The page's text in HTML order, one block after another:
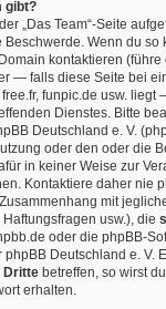
gibt?
„Das Team“-Seite
Wenn du so
kontaktieren (führe
— falls diese Seite bei
funpic.de usw.
Dienstes. Bitte
Deutschland e. V.
oder den oder die
in keiner Weise zur
Kontaktiere daher nie
mit
usw.), die
oder die phpBB-
Deutschland e. V.
Dritte betreffen, so wirst
erhalten.